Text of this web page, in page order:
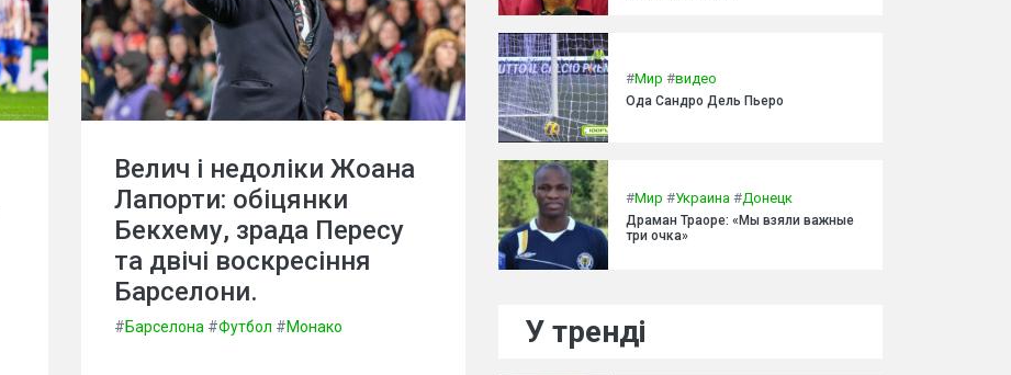
Велич і недоліки Жоана
Лапорти: обіцянки
Бекхему, зрада Пересу
та двічі воскресіння
Барселони.
#Барселона #Футбол #Монако
#Мир #видео
Ода Сандро Дель Пьеро
#Мир #Украина #Донецк
Драман Траоре: «Мы взяли важные
три очка»
У тренді